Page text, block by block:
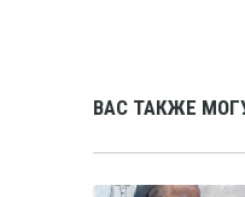
ВАС ТАКЖЕ